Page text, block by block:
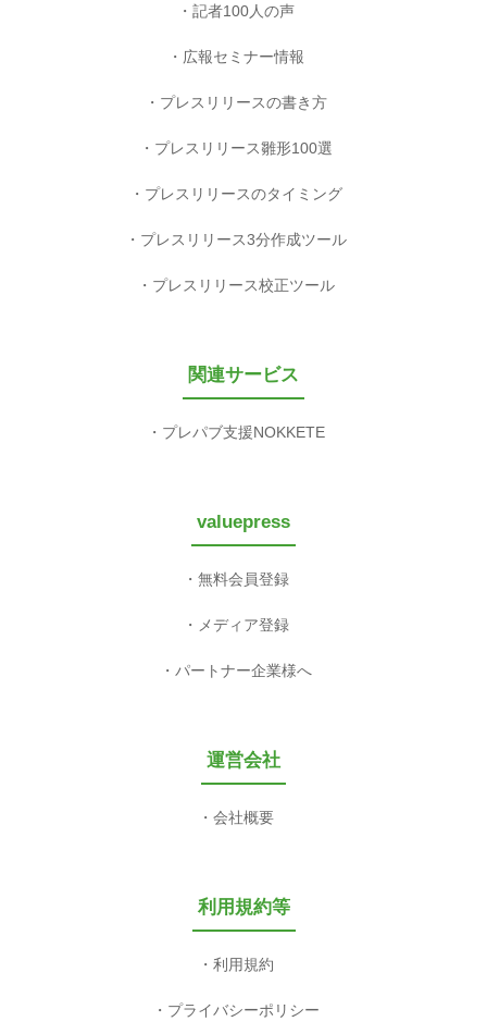
記者100人の声
広報セミナー情報
プレスリリースの書き方
プレスリリース雛形100選
プレスリリースのタイミング
プレスリリース3分作成ツール
プレスリリース校正ツール
関連サービス
プレパブ支援NOKKETE
valuepress
無料会員登録
メディア登録
パートナー企業様へ
運営会社
会社概要
利用規約等
利用規約
プライバシーポリシー